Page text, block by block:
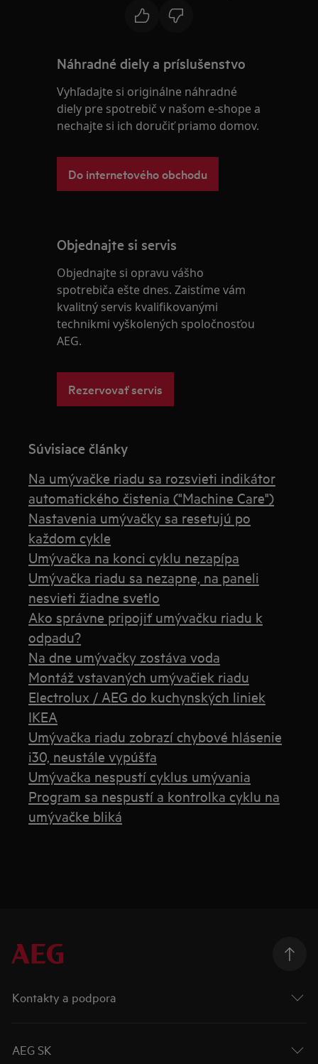
Náhradné diely a príslušenstvo
Vyhľadajte si originálne náhradné
diely pre spotrebič v našom e-shope a
nechajte si ich doručiť priamo domov.
Do internetového obchodu
Objednajte si servis
Objednajte si opravu vášho
spotrebiča ešte dnes. Zaistíme vám
kvalitný servis kvalifikovanými
technikmi vyškolených spoločnosťou
AEG.
Rezervovať servis
Súvisiace články
Na umývačke riadu sa rozsvieti indikátor
automatického čistenia ("Machine Care")
Nastavenia umývačky sa resetujú po
každom cykle
Umývačka na konci cyklu nezapípa
Umývačka riadu sa nezapne, na paneli
nesvieti žiadne svetlo
Ako správne pripojiť umývačku riadu k
odpadu?
Na dne umývačky zostáva voda
Montáž vstavaných umývačiek riadu
Electrolux / AEG do kuchynských liniek
IKEA
Umývačka riadu zobrazí chybové hlásenie
i30, neustále vypúšťa
Umývačka nespustí cyklus umývania
Program sa nespustí a kontrolka cyklu na
umývačke bliká
Kontakty a podpora
AEG SK